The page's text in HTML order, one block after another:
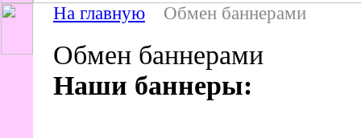
На главную Обмен баннерами
Обмен баннерами
Наши баннеры: